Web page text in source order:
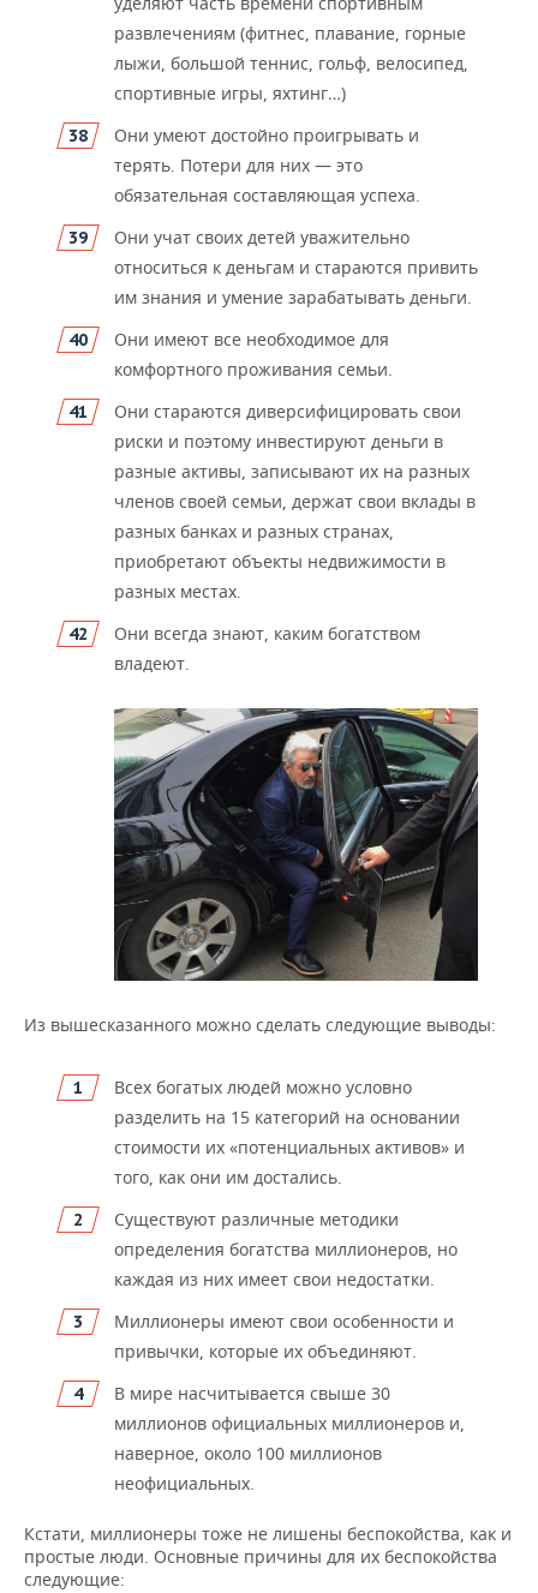
развлечениям (фитнес, плавание, горные
лыжи, большой теннис, гольф, велосипед,
спортивные игры, яхтинг…)
Они умеют достойно проигрывать и
терять. Потери для них — это
обязательная составляющая успеха.
Они учат своих детей уважительно
относиться к деньгам и стараются привить
им знания и умение зарабатывать деньги.
Они имеют все необходимое для
комфортного проживания семьи.
Они стараются диверсифицировать свои
риски и поэтому инвестируют деньги в
разные активы, записывают их на разных
членов своей семьи, держат свои вклады в
разных банках и разных странах,
приобретают объекты недвижимости в
разных местах.
Они всегда знают, каким богатством
владеют.
Из вышесказанного можно сделать следующие выводы:
Всех богатых людей можно условно
разделить на 15 категорий на основании
стоимости их «потенциальных активов» и
того, как они им достались.
Существуют различные методики
определения богатства миллионеров, но
каждая из них имеет свои недостатки.
Миллионеры имеют свои особенности и
привычки, которые их объединяют.
В мире насчитывается свыше 30
миллионов официальных миллионеров и,
наверное, около 100 миллионов
неофициальных.
Кстати, миллионеры тоже не лишены беспокойства, как и
простые люди. Основные причины для их беспокойства
следующие: